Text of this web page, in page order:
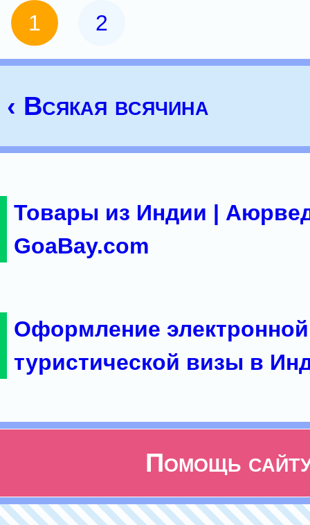
1 2
‹ Всякая всячина
Товары из Индии |
GoaBay.com
Оформление электронной
туристической визы в
Помощь